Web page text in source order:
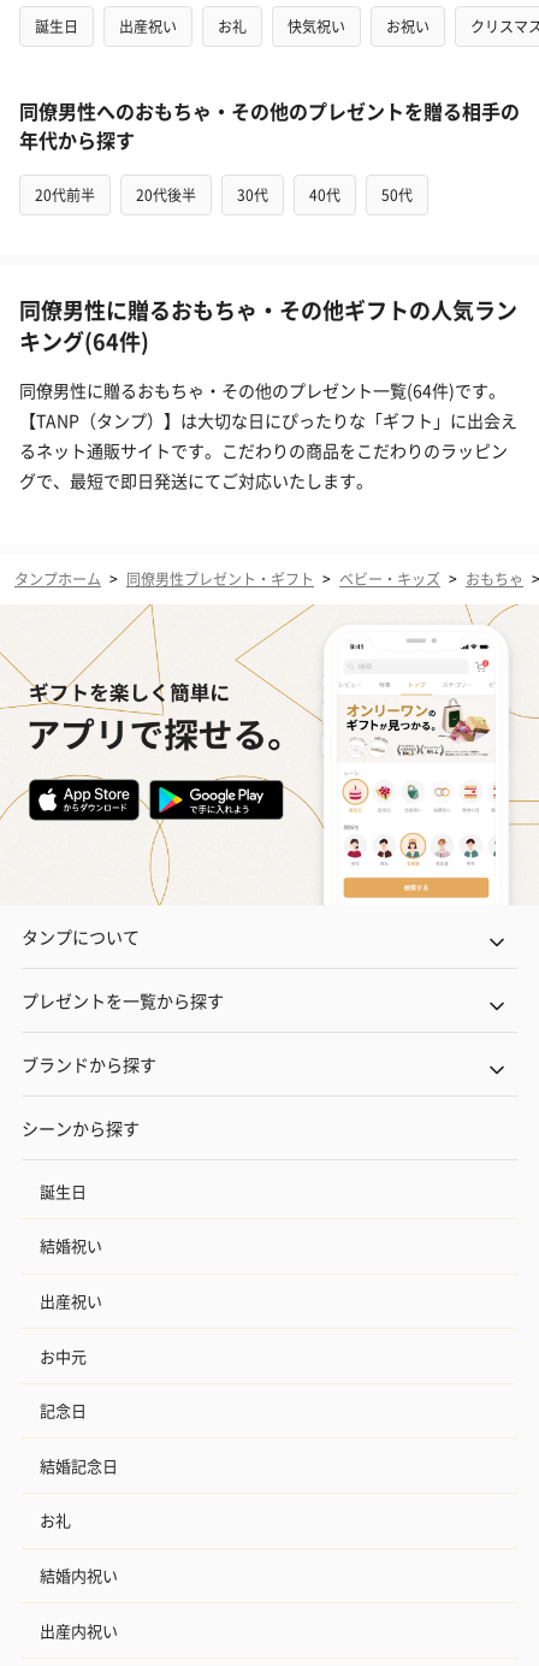
誕生日 出産祝い お礼 快気祝い お祝い クリスマ
同僚男性へのおもちゃ・その他のプレゼントを贈る相手の
年代から探す
20代前半 20代後半 30代 40代 50代
同僚男性に贈るおもちゃ・その他ギフトの人気ラン
キング(64件)
同僚男性に贈るおもちゃ・その他のプレゼント一覧(64件)です。
【TANP（タンプ）】は大切な日にぴったりな「ギフト」に出会え
るネット通販サイトです。こだわりの商品をこだわりのラッピン
グで、最短で即日発送にてご対応いたします。
タンプホーム > 同僚男性プレゼント・ギフト > ベビー・キッズ > おもちゃ
タンプについて
プレゼントを一覧から探す
ブランドから探す
シーンから探す
誕生日
結婚祝い
出産祝い
お中元
記念日
結婚記念日
お礼
結婚内祝い
出産内祝い